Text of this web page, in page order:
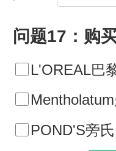
问题17：购
L'OREAL巴
POND'S旁氏